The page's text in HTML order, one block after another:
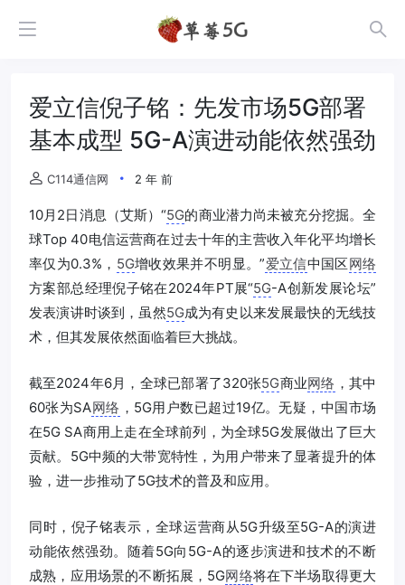
爱立信倪子铭：先发市场5G部署
基本成型 5G-A演进动能依然强劲
C114通信网 2 年 前
10月2日消息（艾斯）“5G的商业潜力尚未被充分挖掘。全
球Top 40电信运营商在过去十年的主营收入年化平均增长
率仅为0.3%， 5G增收效果并不明显。”爱立信中国区网络
方案部总经理倪子铭在2024年PT展“5G-A创新发展论坛”
发表演讲时谈到，虽然5G成为有史以来发展最快的无线技
术，但其发展依然面临着巨大挑战。
截至2024年6月，全球已部署了320张5G商业网络 ，其中
60张为SA网络 ，5G用户数已超过19亿。无疑，中国市场
在5G SA商用上走在全球前列，为全球5G发展做出了巨大
贡献。5G中频的大带宽特性，为用户带来了显著提升的体
验，进一步推动了5G技术的普及和应用。
同时，倪子铭表示，全球运营商从5G升级至5G-A的演进
动能依然强劲。随着5G向5G-A的逐步演进和技术的不断
成熟，应用场景的不断拓展，5G网络将在下半场取得更大